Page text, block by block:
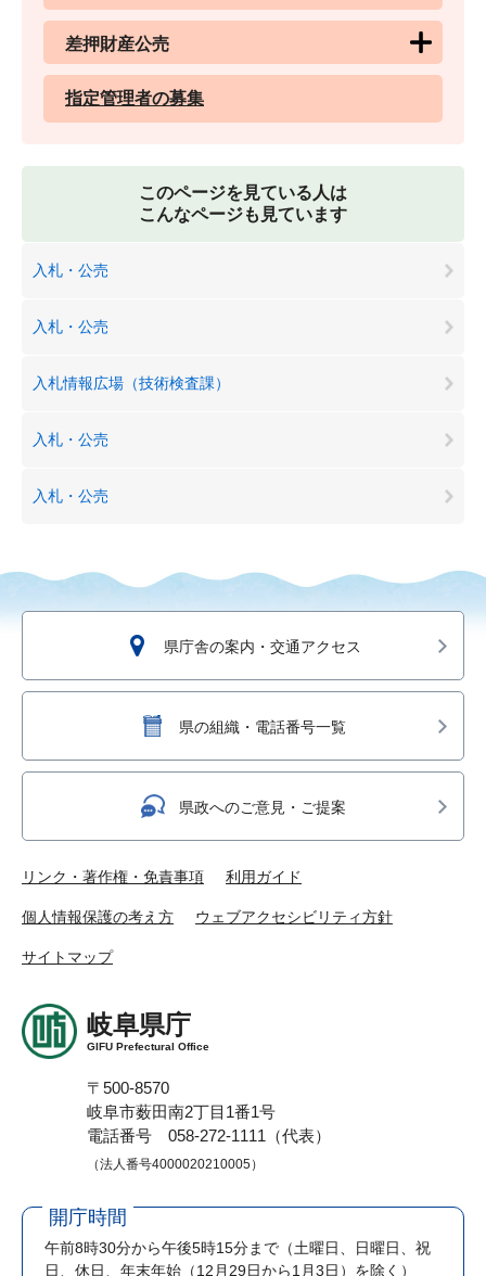
差押財産公売
指定管理者の募集
このページを見ている人は
こんなページも見ています
入札・公売
入札・公売
入札情報広場（技術検査課）
入札・公売
入札・公売
県庁舎の案内・交通アクセス
県の組織・電話番号一覧
県政へのご意見・ご提案
リンク・著作権・免責事項 利用ガイド
個人情報保護の考え方 ウェブアクセシビリティ方針
サイトマップ
岐阜県庁
GIFU Prefectural Office
〒500-8570
岐阜市薮田南2丁目1番1号
電話番号 058-272-1111（代表）
（法人番号4000020210005）
開庁時間
午前8時30分から午後5時15分まで （土曜日、日曜日、祝
日、休日、年末年始（12月29日から1月3日）を除く）